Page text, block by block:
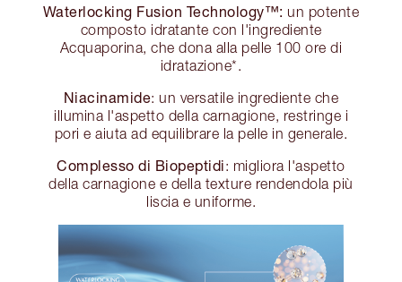
Waterlocking Fusion Technology™: un potente
composto idratante con l'ingrediente
Acquaporina, che dona alla pelle 100 ore di
idratazione*.
Niacinamide: un versatile ingrediente che
illumina l'aspetto della carnagione, restringe i
pori e aiuta ad equilibrare la pelle in generale.
Complesso di Biopeptidi: migliora l'aspetto
della carnagione e della texture rendendola più
liscia e uniforme.